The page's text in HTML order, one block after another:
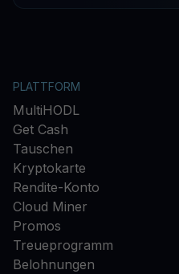
PLATTFORM
MultiHODL
Get Cash
Tauschen
Kryptokarte
Rendite-Konto
Cloud Miner
Promos
Treueprogramm
Belohnungen